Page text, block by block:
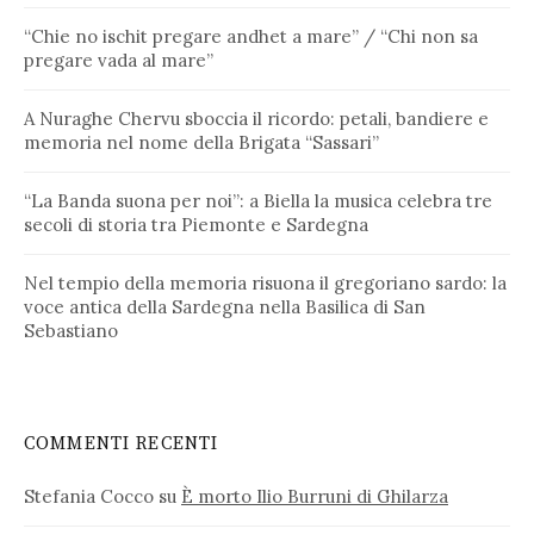
“Chie no ischit pregare andhet a mare” / “Chi non sa
pregare vada al mare”
A Nuraghe Chervu sboccia il ricordo: petali, bandiere e
memoria nel nome della Brigata “Sassari”
“La Banda suona per noi”: a Biella la musica celebra tre
secoli di storia tra Piemonte e Sardegna
Nel tempio della memoria risuona il gregoriano sardo: la
voce antica della Sardegna nella Basilica di San
Sebastiano
COMMENTI RECENTI
Stefania Cocco su È morto Ilio Burruni di Ghilarza